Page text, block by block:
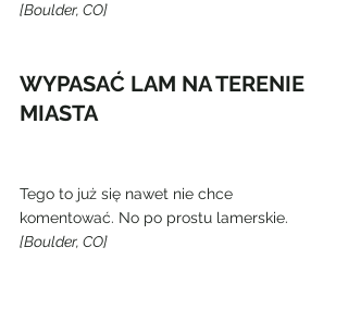
[Boulder, CO]
WYPASAĆ LAM NA TERENIE
MIASTA
Tego to już się nawet nie chce
komentować. No po prostu lamerskie.
[Boulder, CO]